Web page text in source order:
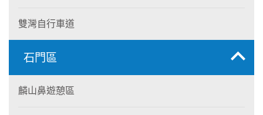
雙灣自行車道
石門區
麟山鼻遊憩區